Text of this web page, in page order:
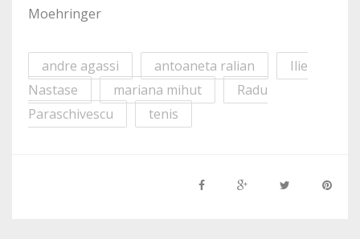
Moehringer
andre agassi antoaneta ralian
Ilie
Nastase
mariana mihut
Radu
Paraschivescu
tenis